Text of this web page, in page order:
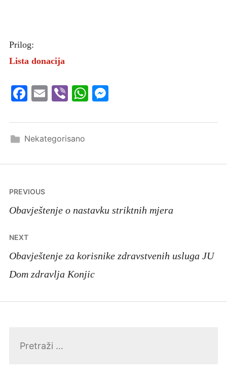
Prilog:
Lista donacija
Facebook
EmailViberWhatsApp
Nekategorisano
Navigacija
članaka
PREVIOUS
Obavještenje o nastavku striktnih mjera
NEXT
Obavještenje za korisnike zdravstvenih usluga JU
Dom zdravlja Konjic